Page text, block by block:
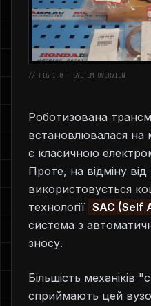
// FIG 1.0 - SYSTEM OVERVIEW
Роботизована
встановлювалася на
є класичною
Проте, на відміну
використовується
технології SAC (Self
система з
зносу.
Більшість механіків
сприймають цей